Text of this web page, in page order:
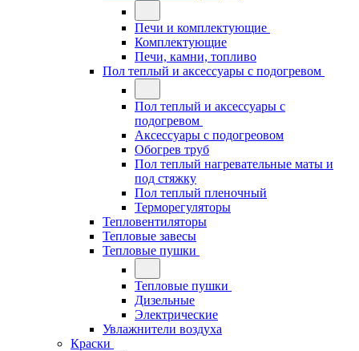
Печи и комплектующие
Комплектующие
Печи, камни, топливо
Пол теплый и аксессуары с подогревом
Пол теплый и аксессуары с
подогревом
Аксессуары с подогреовом
Обогрев труб
Пол теплый нагревательные маты и
под стяжку
Пол теплый пленочный
Терморегуляторы
Тепловентиляторы
Тепловые завесы
Тепловые пушки
Тепловые пушки
Дизельные
Электрические
Увлажнители воздуха
Краски